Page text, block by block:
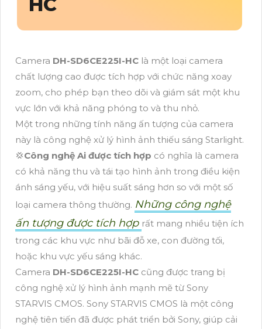
Camera DH-SD6CE225I-HC là một loại camera
chất lượng cao được tích hợp với chức năng xoay
zoom, cho phép bạn theo dõi và giám sát một khu
vực lớn với khả năng phóng to và thu nhỏ.
Một trong những tính năng ấn tượng của camera
này là công nghệ xử lý hình ảnh thiếu sáng Starlight.
💢Công nghệ Ai được tích hợp có nghĩa là camera
có khả năng thu và tái tạo hình ảnh trong điều kiện
ánh sáng yếu, với hiệu suất sáng hơn so với một số
loại camera thông thường. Những công nghệ
ấn tượng được tích hợp rất mang nhiều tiện ích
trong các khu vực như bãi đỗ xe, con đường tối,
hoặc khu vực yếu sáng khác.
Camera DH-SD6CE225I-HC cũng được trang bị
công nghệ xử lý hình ảnh mạnh mẽ từ Sony
STARVIS CMOS. Sony STARVIS CMOS là một công
nghệ tiên tiến đã được phát triển bởi Sony, giúp cải